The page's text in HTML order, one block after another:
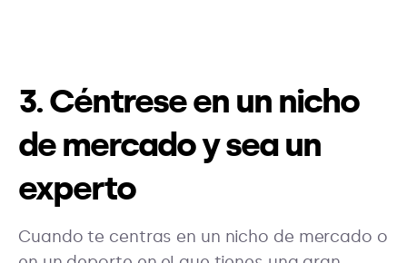
3. Céntrese en un nicho
de mercado y sea un
experto
Cuando te centras en un nicho de mercado o